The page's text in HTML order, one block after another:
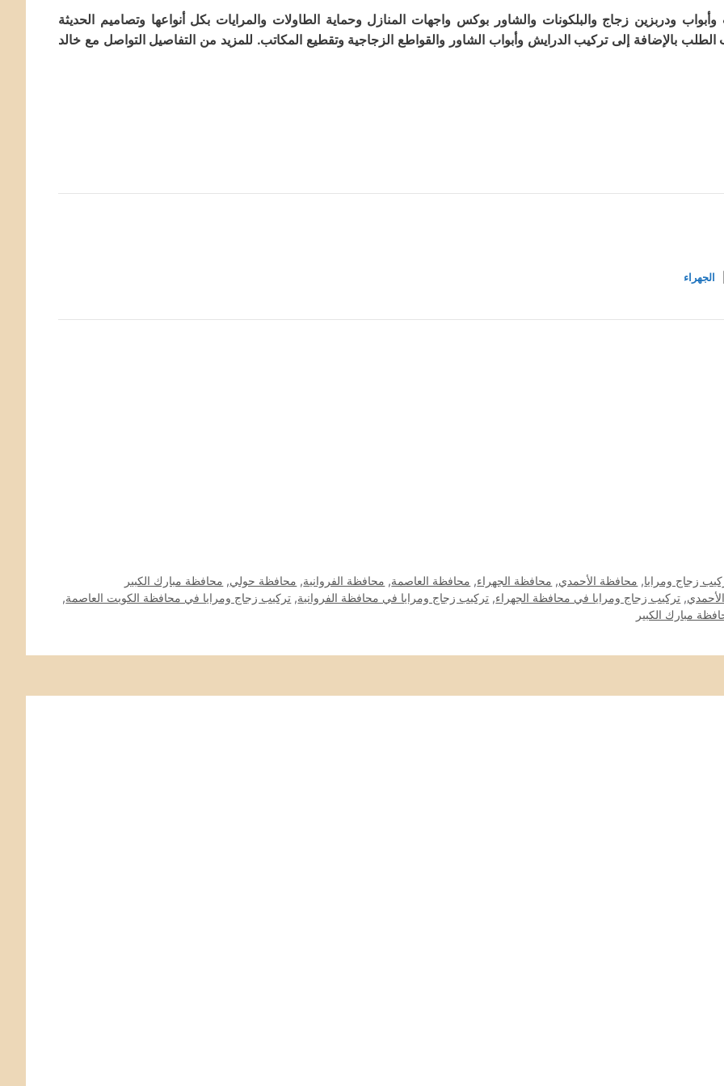
ودربزين زجاج والبلكونات والشاور بوكس واجهات المنازل وحماية الطاولات والمرايات بكل أنواعها وتصاميم الحديثة
بالإضافة إلى تركيب الدرايش وأبواب الشاور والقواطع الزجاجية وتقطيع المكاتب. للمزيد من التفاصيل التواصل مع خالد
الجهراء
زجاج ومرايا, محافظة الأحمدي, محافظة الجهراء, محافظة العاصمة, محافظة الفروانية, محافظة حولي, محافظة مبارك الكبير
, تركيب زجاج ومرايا في محافظة الجهراء, تركيب زجاج ومرايا في محافظة الفروانية, تركيب زجاج ومرايا في محافظة الكويت العاصمة,
مبارك الكبير